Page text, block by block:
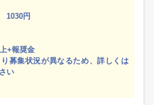
1030円
+報奨金
募集状況が異なるため、詳しくは
い